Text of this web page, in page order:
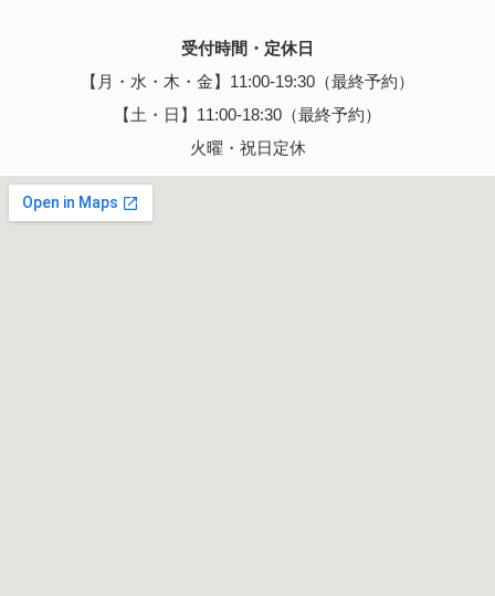
受付時間・定休日
【月・水・木・金】11:00-19:30（最終予約）
【土・日】11:00-18:30（最終予約）
火曜・祝日定休